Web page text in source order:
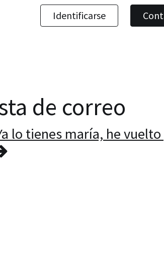
Identificarse
de correo
lo tienes maría, he vuelto